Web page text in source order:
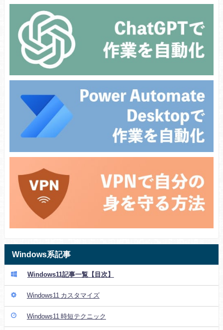
Windows系記事
Windows11記事一覧【目次】
Windows11 カスタマイズ
Windows11 時短テクニック